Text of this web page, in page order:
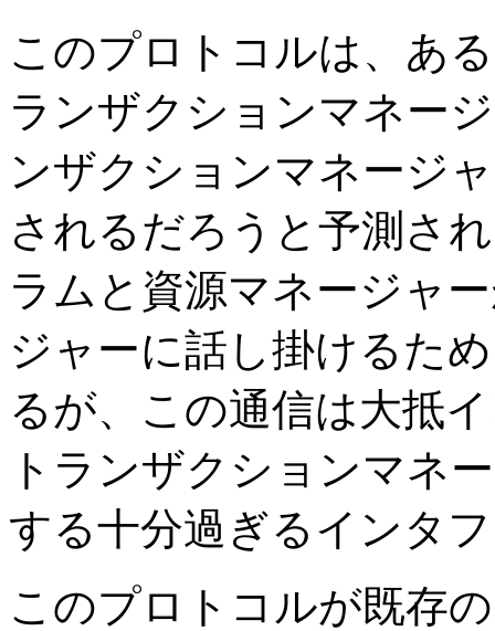
このプロトコルは、あ
ランザクションマネー
ンザクションマネージ
されるだろうと予測さ
ラムと資源マネージャ
ジャーに話し掛けるた
るが、この通信は大抵
トランザクションマネ
する十分過ぎるインタ
このプロトコルが既存